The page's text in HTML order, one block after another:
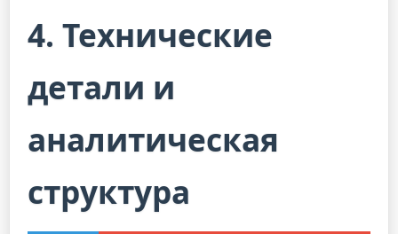
4. Технические
детали и
аналитическая
структура